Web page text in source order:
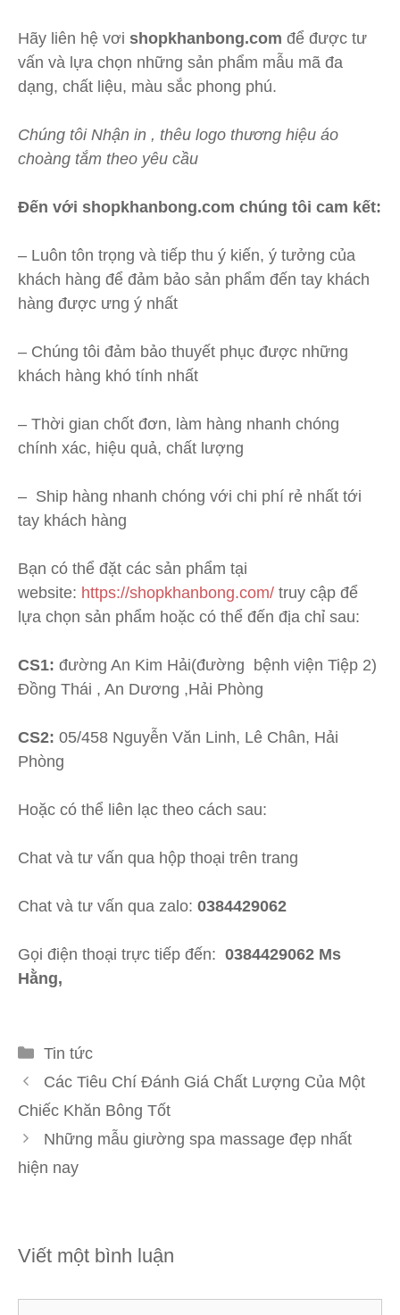
Hãy liên hệ vơi shopkhanbong.com để được tư
vấn và lựa chọn những sản phẩm mẫu mã đa
dạng, chất liệu, màu sắc phong phú.
Chúng tôi Nhận in , thêu logo thương hiệu áo
choàng tắm theo yêu cầu
Đến với shopkhanbong.com chúng tôi cam kết:
– Luôn tôn trọng và tiếp thu ý kiến, ý tưởng của
khách hàng để đảm bảo sản phẩm đến tay khách
hàng được ưng ý nhất
– Chúng tôi đảm bảo thuyết phục được những
khách hàng khó tính nhất
– Thời gian chốt đơn, làm hàng nhanh chóng
chính xác, hiệu quả, chất lượng
– Ship hàng nhanh chóng với chi phí rẻ nhất tới
tay khách hàng
Bạn có thể đặt các sản phẩm tại
website: https://shopkhanbong.com/ truy cập để
lựa chọn sản phẩm hoặc có thể đến địa chỉ sau:
CS1: đường An Kim Hải(đường bệnh viện Tiệp 2)
Đồng Thái , An Dương ,Hải Phòng
CS2: 05/458 Nguyễn Văn Linh, Lê Chân, Hải
Phòng
Hoặc có thể liên lạc theo cách sau:
Chat và tư vấn qua hộp thoại trên trang
Chat và tư vấn qua zalo: 0384429062
Gọi điện thoại trực tiếp đến: 0384429062 Ms
Hằng,
Danh
mục
Tin tức
Các Tiêu Chí Đánh Giá Chất Lượng Của Một
Chiếc Khăn Bông Tốt
Những mẫu giường spa massage đẹp nhất
hiện nay
Viết một bình luận